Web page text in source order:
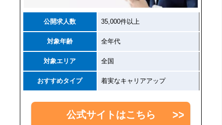
公開求人数 35,000件以上
対象年齢 全年代
対象エリア 全国
おすすめタイプ 着実なキャリアアップ
公式サイトはこちら